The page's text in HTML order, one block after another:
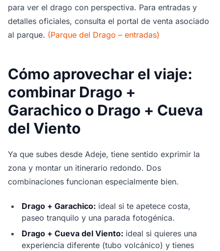
para ver el drago con perspectiva. Para entradas y
detalles oficiales, consulta el portal de venta asociado
al parque. (Parque del Drago – entradas)
Cómo aprovechar el viaje:
combinar Drago +
Garachico o Drago + Cueva
del Viento
Ya que subes desde Adeje, tiene sentido exprimir la
zona y montar un itinerario redondo. Dos
combinaciones funcionan especialmente bien.
Drago + Garachico: ideal si te apetece costa,
paseo tranquilo y una parada fotogénica.
Drago + Cueva del Viento: ideal si quieres una
experiencia diferente (tubo volcánico) y tienes